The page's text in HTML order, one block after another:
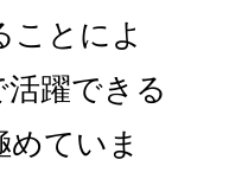
ことによ
活躍できる
めていま